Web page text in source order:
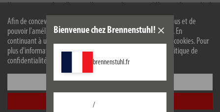
Afin de concevoir notre site web de manière optimale pour vous et de
pouvoir l'améliorer en permanence, nous utilisons des cookies. En
continuant à utiliser le site web, vous acceptez l'utilisation de cookies. Pour
plus d'informations sur les cookies, veuillez consulter notre politique de
confidentialité.
Configurer
Accepter tout
Bienvenue chez Brennenstuhl!
brennenstuhl.fr
/
travers ses différenteslongueurs de câbles, ses couleurs, sa qualité, de fiches
de raccordement CEE et d'autres équipements supplémentaires pertinents
et astucieux. Les possibilités multiples d'utilisation des rallonges se
déclinent de l'utilisation en intérieur, à l'utilisation sur des chantiers en
passant par l'utilisation permanente en extérieur.
Quelle est la rallonge électrique qui correspond le mieux à vos besoins ?
Découvrez quelle rallonge électrique répond le mieux à vos attentes en
utilisant les paramètres de filtrage.